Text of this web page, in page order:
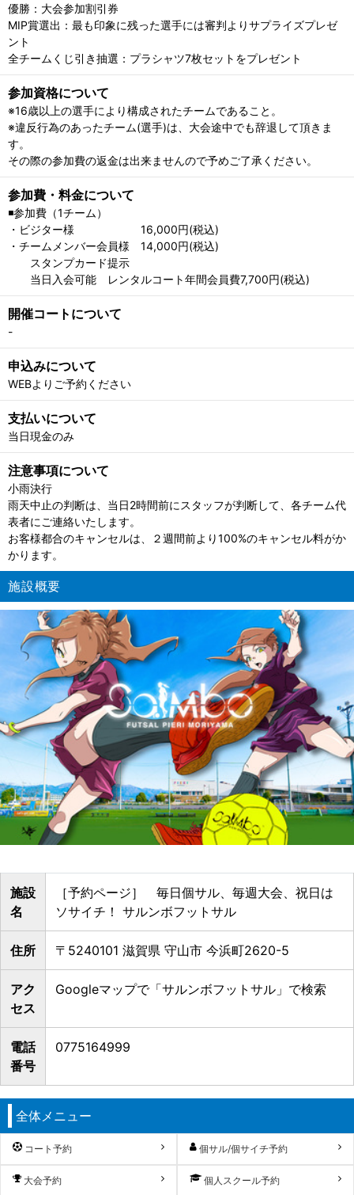
優勝：大会参加割引券
MIP賞選出：最も印象に残った選手には審判よりサプライズプレゼ
ント
全チームくじ引き抽選：プラシャツ7枚セットをプレゼント
参加資格について
※16歳以上の選手により構成されたチームであること。
※違反行為のあったチーム(選手)は、大会途中でも辞退して頂きま
す。
その際の参加費の返金は出来ませんので予めご了承ください。
参加費・料金について
◾️参加費（1チーム）
・ビジター様 16,000円(税込)
・チームメンバー会員様 14,000円(税込)
スタンプカード提示
当日入会可能 レンタルコート年間会員費7,700円(税込)
開催コートについて
-
申込みについて
WEBよりご予約ください
支払いについて
当日現金のみ
注意事項について
小雨決行
雨天中止の判断は、当日2時間前にスタッフが判断して、各チーム代
表者にご連絡いたします。
お客様都合のキャンセルは、２週間前より100%のキャンセル料がか
かります。
施設概要
施設
名
［予約ページ］ 毎日個サル、毎週大会、祝日は
ソサイチ！ サルンボフットサル
住所 〒5240101 滋賀県 守山市 今浜町2620-5
アク
セス
Googleマップで「サルンボフットサル」で検索
電話
番号
0775164999
全体メニュー
コート予約 個サル/個サイチ予約
大会予約 個人スクール予約